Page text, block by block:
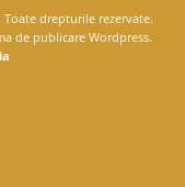
. Toate drepturile rezervate.
de publicare Wordpress.